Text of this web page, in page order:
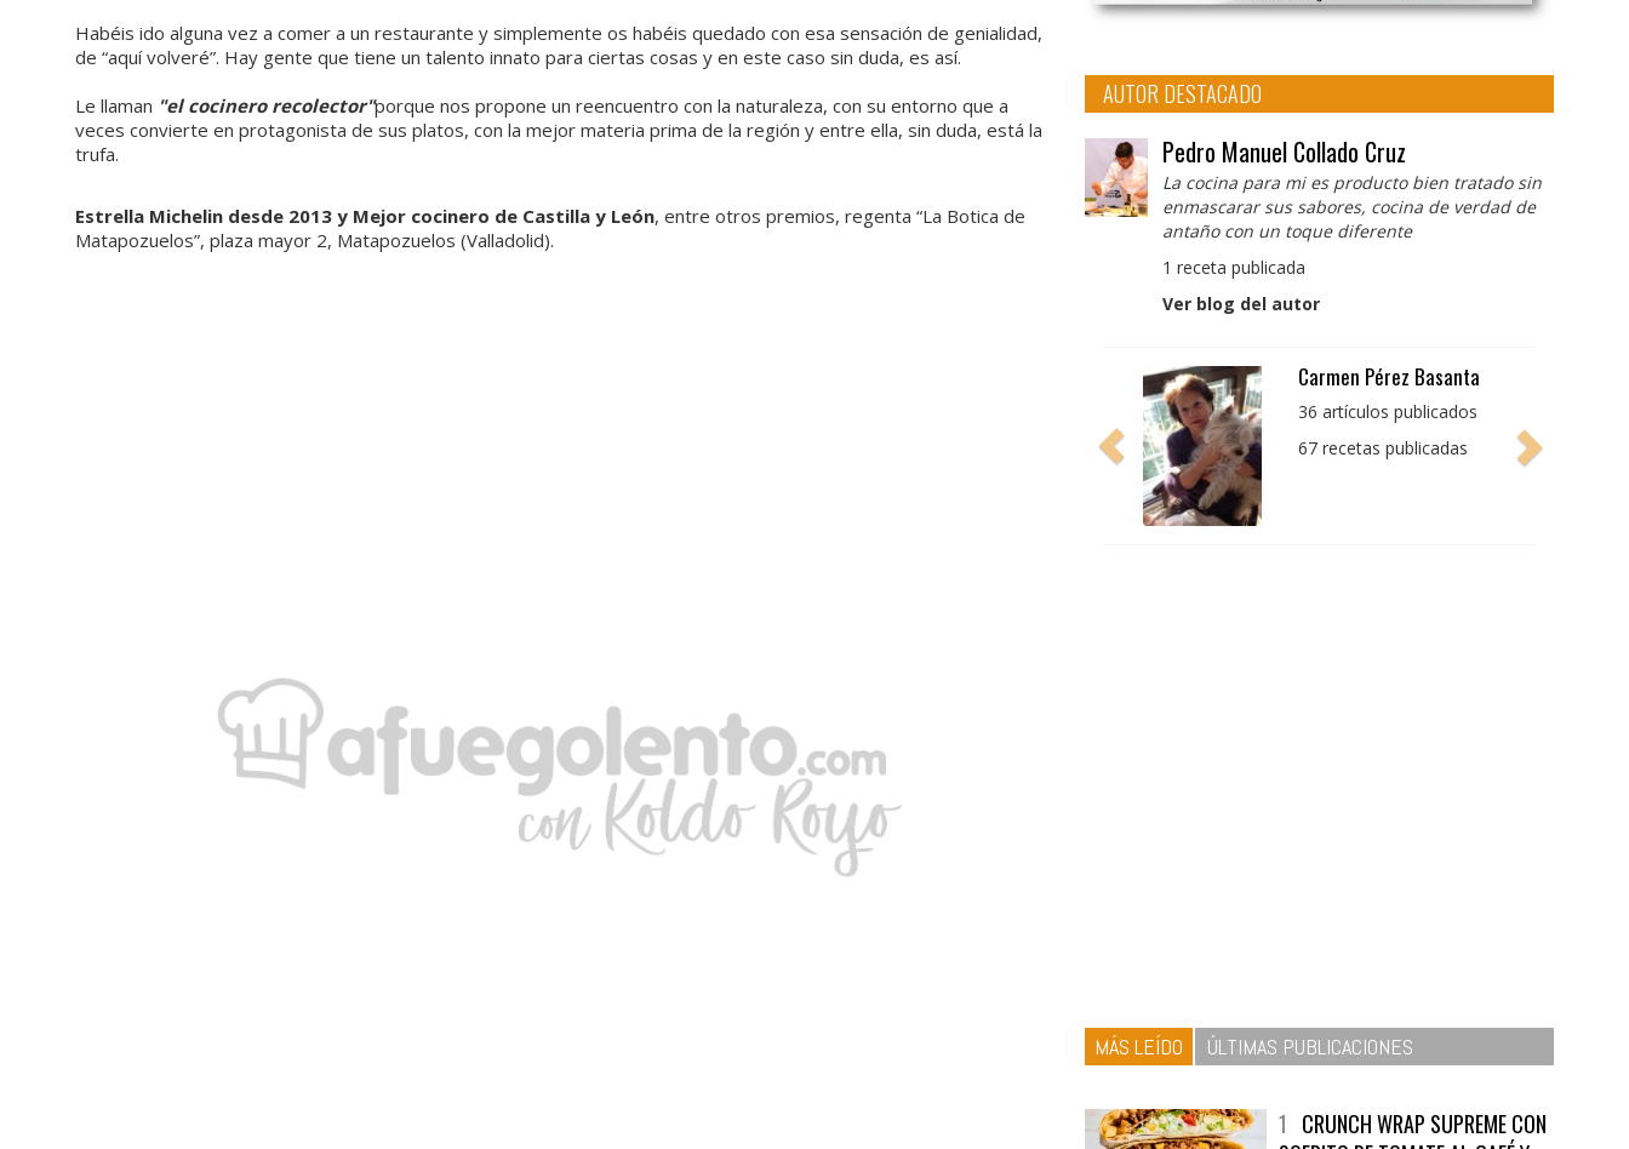
Habéis ido alguna vez a comer a un restaurante y simplemente os habéis quedado con esa sensación de genialidad,
de “aquí volveré”. Hay gente que tiene un talento innato para ciertas cosas y en este caso sin duda, es así.
Le llaman "el cocinero recolector"porque nos propone un reencuentro con la naturaleza, con su entorno que a
veces convierte en protagonista de sus platos, con la mejor materia prima de la región y entre ella, sin duda, está la
trufa.
Estrella Michelin desde 2013 y Mejor cocinero de Castilla y León, entre otros premios, regenta “La Botica de
Matapozuelos”, plaza mayor 2, Matapozuelos (Valladolid).
AUTOR DESTACADO
Pedro Manuel Collado Cruz
La cocina para mi es producto bien tratado sin
enmascarar sus sabores, cocina de verdad de
antaño con un toque diferente
1 receta publicada
Ver blog del autor
Pedro Manuel Collado
Cruz
producto bien tratado
MÁS LEÍDO ÚLTIMAS PUBLICACIONES